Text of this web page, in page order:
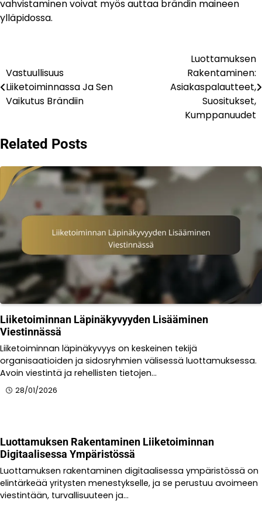
vahvistaminen voivat myös auttaa brändin maineen
ylläpidossa.
navigation
Vastuullisuus
Liiketoiminnassa Ja Sen
Vaikutus Brändiin
Luottamuksen
Rakentaminen:
Asiakaspalautteet,
Suositukset,
Kumppanuudet
Related Posts
Liiketoiminnan Läpinäkyvyyden Lisääminen
Viestinnässä
Liiketoiminnan läpinäkyvyys on keskeinen tekijä
organisaatioiden ja sidosryhmien välisessä luottamuksessa.
Avoin viestintä ja rehellisten tietojen…
28/01/2026
Luottamuksen Rakentaminen Liiketoiminnan
Digitaalisessa Ympäristössä
Luottamuksen rakentaminen digitaalisessa ympäristössä on
elintärkeää yritysten menestykselle, ja se perustuu avoimeen
viestintään, turvallisuuteen ja…